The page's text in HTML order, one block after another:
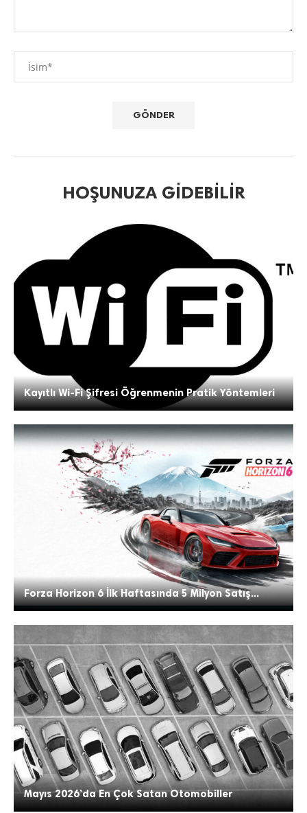
HOŞUNUZA GIDEBILIR
Kayıtlı Wi-Fi Şifresi Öğrenmenin Pratik Yöntemleri
Forza Horizon 6 İlk Haftasında 5 Milyon Satış...
Mayıs 2026’da En Çok Satan Otomobiller